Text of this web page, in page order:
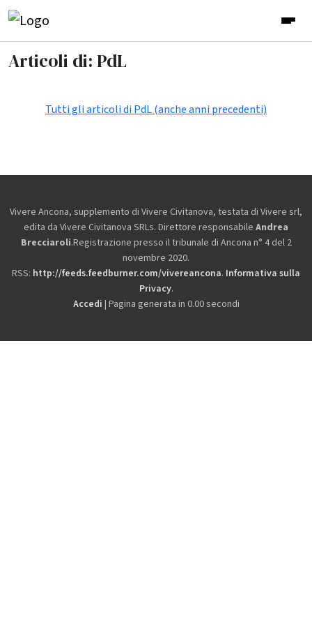
Articoli di: PdL
Tutti gli articoli di PdL (anche anni precedenti)
Vivere Ancona, supplemento di Vivere Civitanova, testata di Vivere srl,
edita da Vivere Civitanova SRLs. Direttore responsabile Andrea
Brecciaroli.Registrazione presso il tribunale di Ancona n° 4 del 2
novembre 2020.
RSS: http://feeds.feedburner.com/vivereancona. Informativa sulla
Privacy.
Accedi | Pagina generata in 0.00 secondi